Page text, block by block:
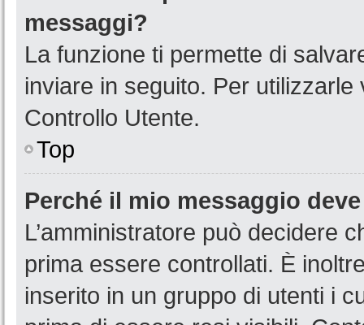
messaggi?
La funzione ti permette di
inviare in seguito. Per utilizzarle
Controllo Utente.
Top
Perché il mio messaggio
L’amministratore può decidere
prima essere controllati. È
inserito in un gruppo di utenti i